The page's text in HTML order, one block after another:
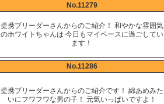
No.11279
提携ブリーダーさんからのご紹介！ 和やかな雰囲気
のホワイトちゃんは 今日もマイペースに過ごしてい
ます！
No.11286
提携ブリーダーさんからのご紹介です！ 綿あめみた
いにフワフワな男の子！ 元気いっぱいですよ！